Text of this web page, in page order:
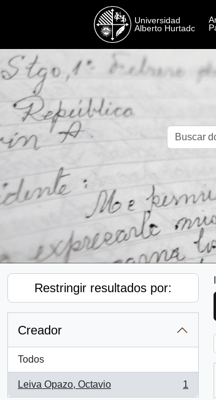
Restringir resultados por:
Creador
Todos
Leiva Opazo, Octavio
, 1 resultados
1